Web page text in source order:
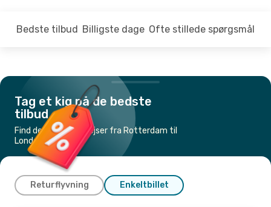
Bedste tilbud Billigste dage Ofte stillede spørgsmål
Tag et kig på de bedste
tilbud
Find de billigste flyrejser fra Rotterdam til
London
Returflyvning Enkeltbillet